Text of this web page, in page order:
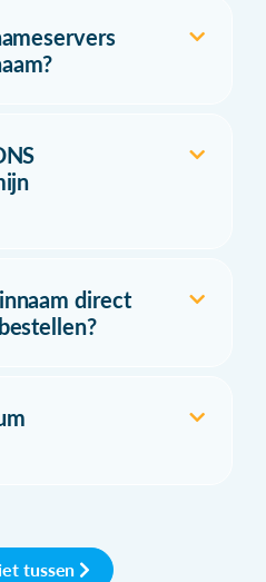
direct
tussen